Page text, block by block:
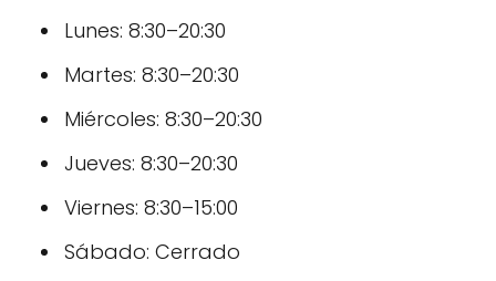
Lunes: 8:30–20:30
Martes: 8:30–20:30
Miércoles: 8:30–20:30
Jueves: 8:30–20:30
Viernes: 8:30–15:00
Sábado: Cerrado